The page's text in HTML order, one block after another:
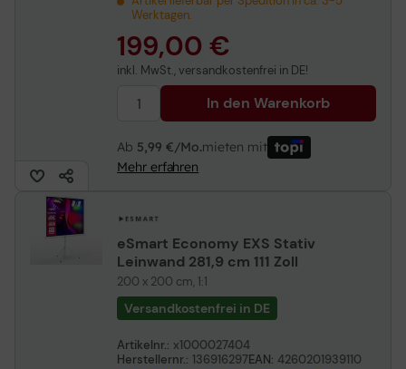
Werktagen.
199,00 €
inkl. MwSt., versandkostenfrei in DE!
In den Warenkorb
Ab 5,99 €/Mo.mieten mit
Mehr erfahren
eSmart Economy EXS Stativ
Leinwand 281,9 cm 111 Zoll
200 x 200 cm, 1:1
Versandkostenfrei in DE
Artikelnr.: x1000027404
Herstellernr.: 136916297EAN: 4260201939110